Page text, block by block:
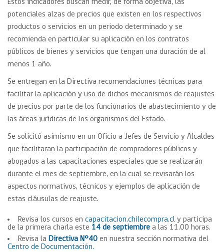
Estos indicadores buscan medir, de forma objetiva, las
potenciales alzas de precios que existen en los respectivos
productos o servicios en un periodo determinado y se
recomienda en particular su aplicación en los contratos
públicos de bienes y servicios que tengan una duración de al
menos 1 año.
Se entregan en la Directiva recomendaciones técnicas para
facilitar la aplicación y uso de dichos mecanismos de reajustes
de precios por parte de los funcionarios de abastecimiento y de
las áreas jurídicas de los organismos del Estado.
Se solicitó asimismo en un Oficio a Jefes de Servicio y Alcaldes
que facilitaran la participación de compradores públicos y
abogados a las capacitaciones especiales que se realizarán
durante el mes de septiembre, en la cual se revisarán los
aspectos normativos, técnicos y ejemplos de aplicación de
estas cláusulas de reajuste.
Revisa los cursos en capacitacion.chilecompra.cl y participa
de la primera charla este 14 de septiembre a las 11.00 horas.
Revisa la Directiva N°40 en nuestra sección normativa del
Centro de Documentación.